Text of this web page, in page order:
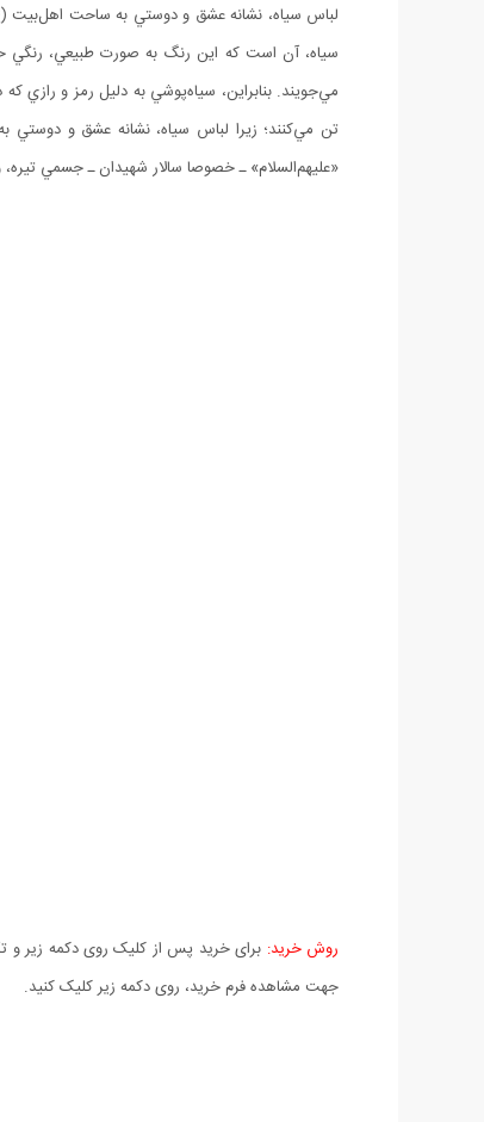
لباس سياه، نشانه عشق و دوستي به ساحت اهل‌بيت
سياه، آن است كه اين رنگ به صورت طبيعي، رنگي
مي‌‌جويند. بنابراين، سياه‌پوشي به دليل رمز و رازي
تن مي‌كنند؛ زيرا لباس سياه، نشانه عشق و دوستي
«عليهم‌السلام» ـ خصوصا سالار شهيدان ـ جسمي
روش خرید: برای خرید پس از کلیک روی دکمه زیر و
جهت مشاهده فرم خرید، روی دکمه زیر کلیک کنید.